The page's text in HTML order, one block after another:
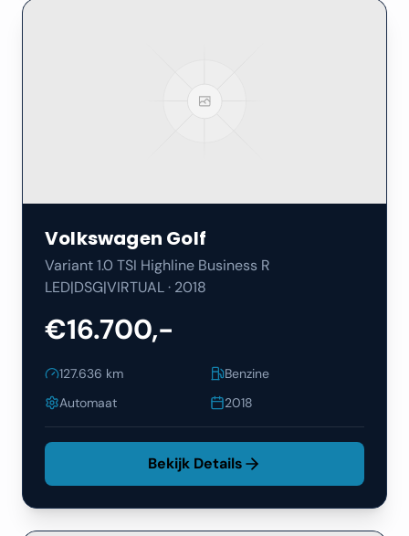
Volkswagen Golf
Variant 1.0 TSI Highline Business R
LED|DSG|VIRTUAL· 2018
€16.700,-
127.636 km
Benzine
Automaat
2018
Bekijk Details